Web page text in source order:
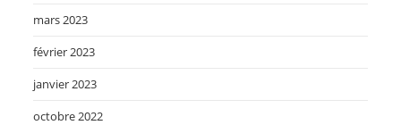
mars 2023
février 2023
janvier 2023
octobre 2022